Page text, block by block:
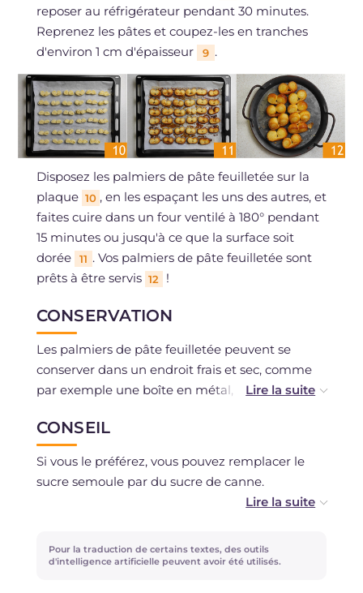
reposer au réfrigérateur pendant 30 minutes.
Reprenez les pâtes et coupez-les en tranches
d'environ 1 cm d'épaisseur
9 .
Disposez les palmiers de pâte feuilletée sur la
plaque 10 , en les espaçant les uns des autres, et
faites cuire dans un four ventilé à 180° pendant
15 minutes ou jusqu'à ce que la surface soit
dorée
11 . Vos palmiers de pâte feuilletée sont
prêts à être servis 12 !
CONSERVATION
Les palmiers de pâte feuilletée peuvent se
conserver dans un endroit frais et sec, comme
par exemple une boîte en métal, pendant 2 ou
CONSEIL
Si vous le préférez, vous pouvez remplacer le
sucre semoule par du sucre de canne.
découpe et permet de conserver la forme
souhaitée.
Pour la traduction de certains textes, des outils
d'intelligence artificielle peuvent avoir été utilisés.